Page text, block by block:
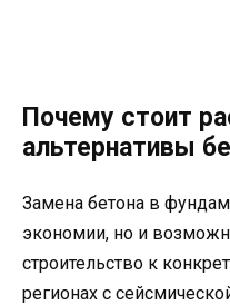
Почему стоит
альтернативы
Замена бетона в
экономии, но и
строительство к
регионах с